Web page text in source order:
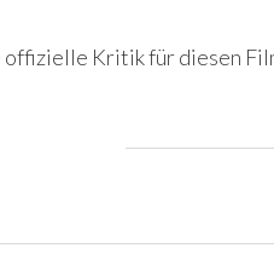
offizielle Kritik für diesen